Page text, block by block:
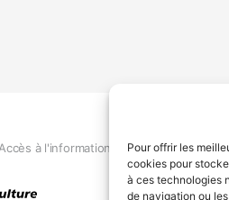
Pour offrir les
cookies pour
à ces technologies
de navigation ou
Accès à l'information Déclaration